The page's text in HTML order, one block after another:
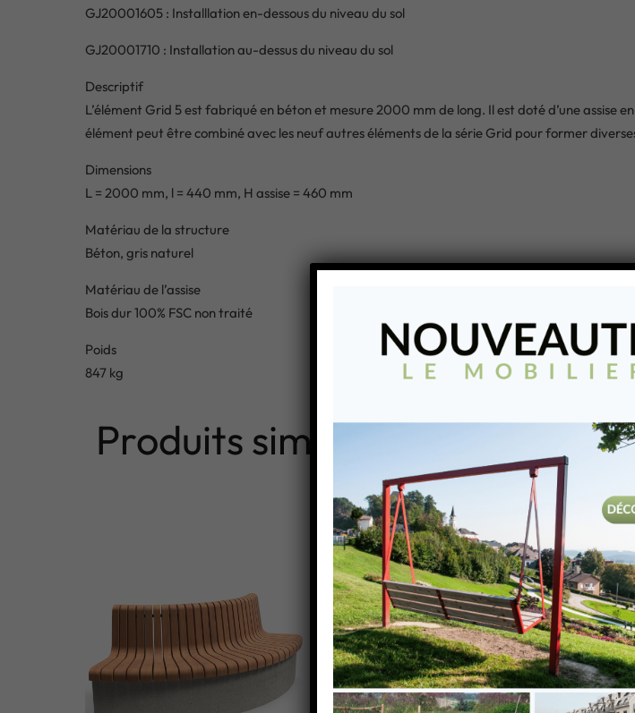
GJ20001605 : Installlation en-dessous du niveau du sol
GJ20001710 : Installation au-dessus du niveau du sol
Descriptif
L’élément Grid 5 est fabriqué en béton et mesure 2000 mm de long. Il est doté d’une assise
élément peut être combiné avec les neuf autres éléments de la série Grid pour former
Dimensions
L = 2000 mm, l = 440 mm, H assise = 460 mm
Matériau de la structure
Béton, gris naturel
Matériau de l’assise
Bois dur 100% FSC non traité
Poids
847 kg
Produits similaires